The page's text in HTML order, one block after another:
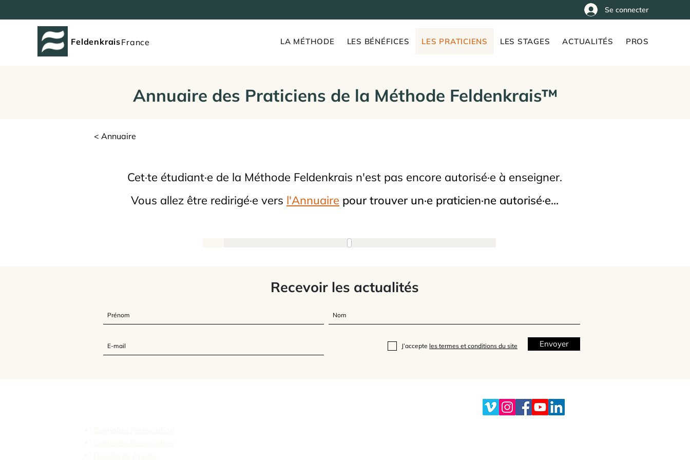
Se connecter
FeldenkraisFrance LA MÉTHODE LES BÉNÉFICES LES PRATICIENS LES STAGES ACTUALITÉS PROS
Annuaire des Praticiens de la Méthode Feldenkrais™
< Annuaire
Cet·te étudiant·e de la Méthode Feldenkrais n'est pas encore autorisé·e à enseigner.
Vous allez être redirigé·e vers l'Annuaire pour trouver un·e praticien·ne autorisé·e...
Recevoir les actualités
J’accepte les termes et conditions du site Envoyer